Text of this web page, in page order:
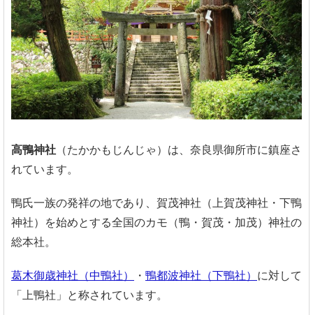
高鴨神社 （たかかもじんじゃ）は、奈良県御所市に鎮座さ
れています。
鴨氏一族の発祥の地であり、賀茂神社（上賀茂神社・下鴨
神社）を始めとする全国のカモ（鴨・賀茂・加茂）神社の
総本社。
葛木御歳神社（中鴨社） ・ 鴨都波神社（下鴨社） に対して
「上鴨社」と称されています。